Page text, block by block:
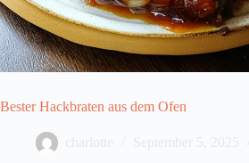
Bester Hackbraten aus dem Ofen
charlotte September 5, 2025